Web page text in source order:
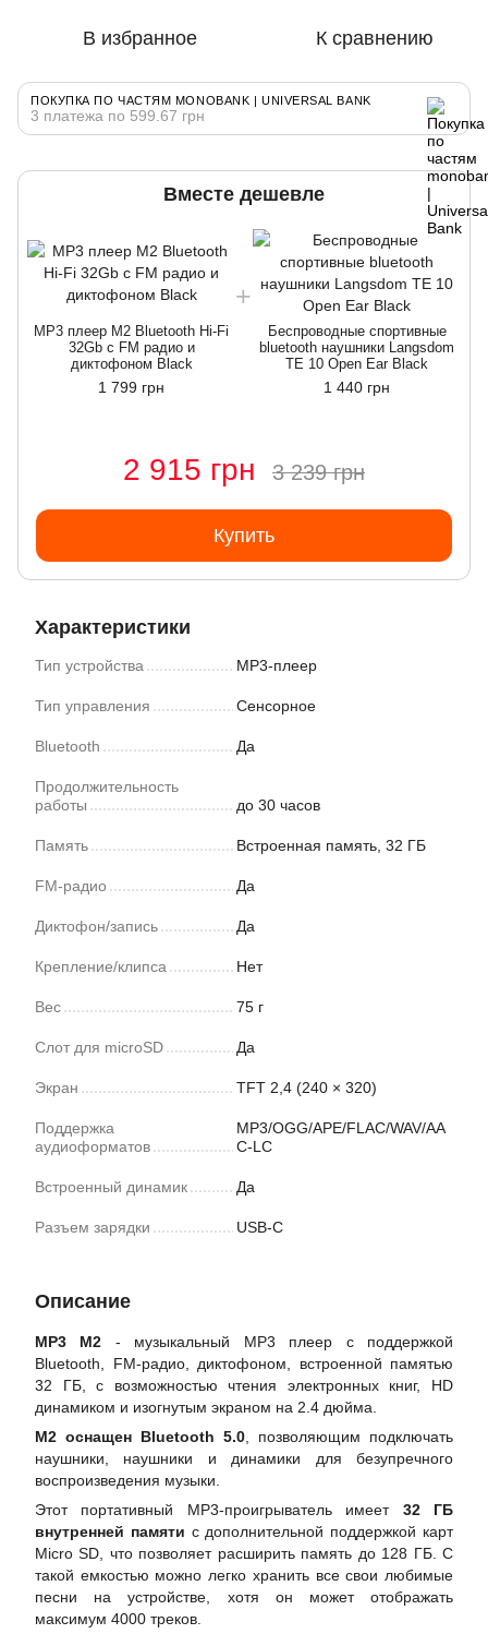
В избранное К сравнению
ПОКУПКА ПО ЧАСТЯМ MONOBANK | UNIVERSAL BANK
3 платежа по 599.67 грн
Вместе дешевле
MP3 плеер M2 Bluetooth Hi-Fi
32Gb с FM радио и
диктофоном Black
1 799 грн
Беспроводные спортивные
bluetooth наушники Langsdom
TE 10 Open Ear Black
1 440 грн
2 915 грн 3 239 грн
Купить
Характеристики
Тип устройства MP3-плеер
Тип управления Сенсорное
Bluetooth Да
Продолжительность
работы
до 30 часов
Память Встроенная память, 32 ГБ
FM-радио Да
Диктофон/запись Да
Крепление/клипса Нет
Вес 75 г
Слот для microSD Да
Экран TFT 2,4 (240 × 320)
Поддержка
аудиоформатов
MP3/OGG/APE/FLAC/WAV/AA
C-LC
Встроенный динамик Да
Разъем зарядки USB-C
Описание
MP3 M2 - музыкальный MP3 плеер с поддержкой
Bluetooth, FM-радио, диктофоном, встроенной памятью
32 ГБ, с возможностью чтения электронных книг, HD
динамиком и изогнутым экраном на 2.4 дюйма.
M2 оснащен Bluetooth 5.0 , позволяющим подключать
наушники, наушники и динамики для безупречного
воспроизведения музыки.
Этот портативный MP3-проигрыватель имеет 32 ГБ
внутренней памяти с дополнительной поддержкой карт
Micro SD, что позволяет расширить память до 128 ГБ. С
такой емкостью можно легко хранить все свои любимые
песни на устройстве, хотя он может отображать
максимум 4000 треков.